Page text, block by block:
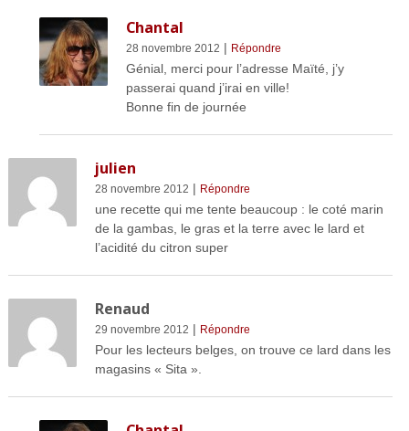
Chantal
28 novembre 2012 | Répondre
Génial, merci pour l’adresse Maïté, j’y
passerai quand j’irai en ville!
Bonne fin de journée
julien
28 novembre 2012 | Répondre
une recette qui me tente beaucoup : le coté marin
de la gambas, le gras et la terre avec le lard et
l’acidité du citron super
Renaud
29 novembre 2012 | Répondre
Pour les lecteurs belges, on trouve ce lard dans les
magasins « Sita ».